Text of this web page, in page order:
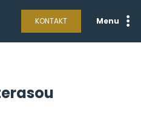
KONTAKT Menu